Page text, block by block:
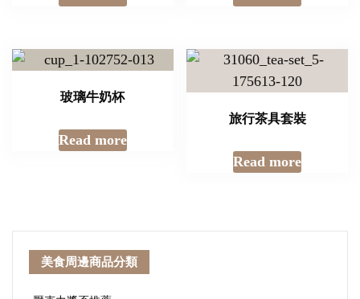
玻璃牛奶杯
Read more
旅行茶具套裝
Read more
美食周邊商品分類